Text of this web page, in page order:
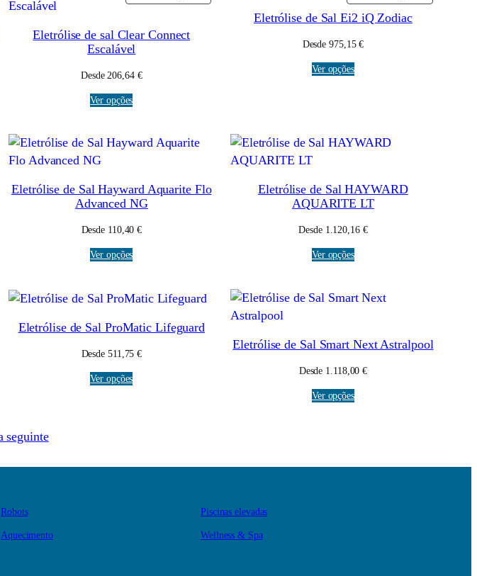
EM
PROMOÇÃO
Eletrólise de sal Clear Connect
Escalável
Desde 206,64 €
Ver opções
EM
Eletrólise de Sal Ei2 iQ Zodiac
Desde 975,15€
Ver opções
Eletrólise de Sal Hayward Aquarite Flo
Advanced NG
Desde 110,40€
Ver opções
Eletrólise de Sal HAYWARD
AQUARITE LT
Desde 1.120,16 €
Ver opções
Eletrólise de Sal ProMatic Lifeguard
Desde 511,75€
Ver opções
Eletrólise de Sal Smart Next Astralpool
Desde 1.118,00€
Ver opções
seguinte
Robots
Aquecimento
Piscinas elevadas
Wellness & Spa